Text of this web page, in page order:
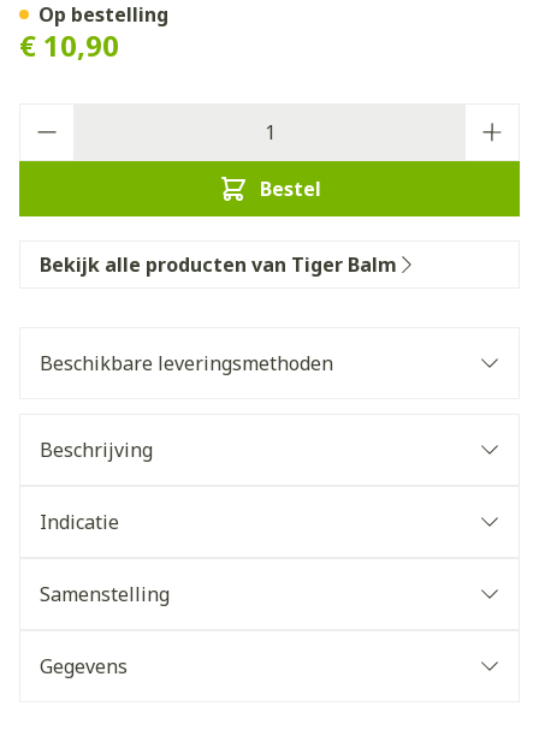
€ 10,90
Bestel
Op bestelling
Bekijk alle producten van Tiger Balm
Beschikbare leveringsmethoden
Beschrijving
Indicatie
Samenstelling
Gegevens